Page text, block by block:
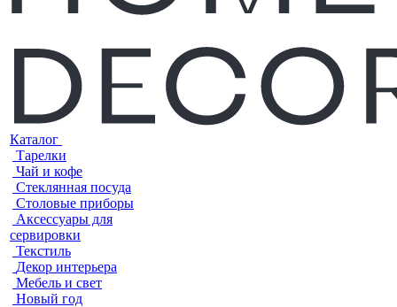
Каталог
Тарелки
Чай и кофе
Стеклянная посуда
Столовые приборы
Аксессуары для
сервировки
Текстиль
Декор интерьера
Мебель и свет
Новый год